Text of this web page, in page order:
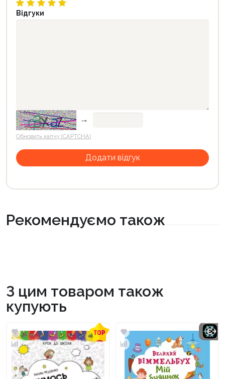
Відгуки
→
Обновить капчу (CAPTCHA)
Рекомендуємо також
З цим товаром також
купують